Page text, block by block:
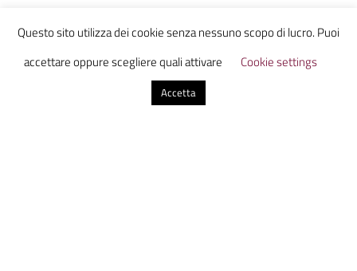
a un trucco: a quanto pare camminare a testa in
giù con le mani e non con i piedi impegna così
tanto che non si ha tempo per scherzare su nulla.
Questo sito utilizza dei cookie senza nessuno scopo di lucro. Puoi
accettare oppure scegliere quali attivare
Cookie settings
Accetta